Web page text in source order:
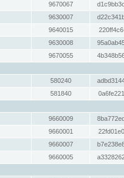
9670067
9630007
9640015
9630008
9670055
580240
581840
9660009
9660001
9660007
9660005